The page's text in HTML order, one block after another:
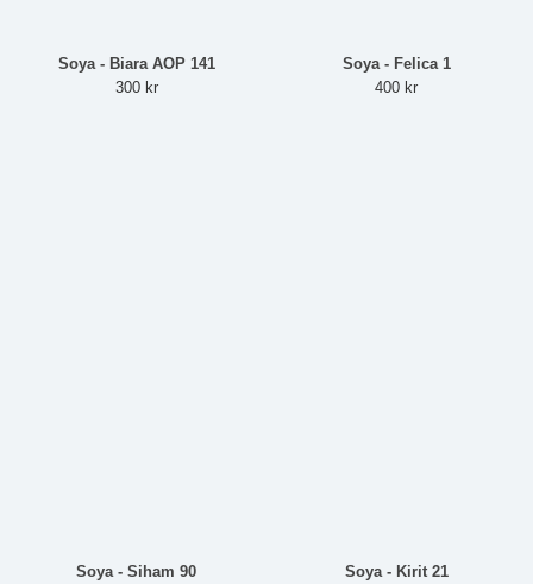
Soya - Biara AOP 141
300 kr
Soya - Felica 1
400 kr
Soya - Siham 90
Soya - Kirit 21